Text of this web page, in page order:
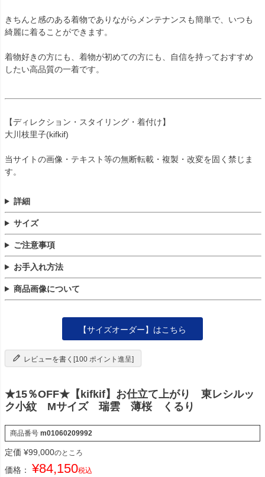
きちんと感のある着物でありながらメンテナンスも簡単で、いつも
綺麗に着ることができます。
着物好きの方にも、着物が初めての方にも、自信を持っておすすめ
したい高品質の一着です。
【ディレクション・スタイリング・着付け】
大川枝里子(kifkif)
当サイトの画像・テキスト等の無断転載・複製・改変を固く禁じま
す。
詳細
サイズ
ご注意事項
お手入れ方法
商品画像について
【サイズオーダー】はこちら
レビューを書く[100 ポイント進呈]
★15％OFF★【kifkif】お仕立て上がり 東レシルッ
ク小紋 Mサイズ 瑞雲 薄桜 くるり
商品番号 m01060209992
定価 ¥99,000のところ
価格： ¥84,150税込